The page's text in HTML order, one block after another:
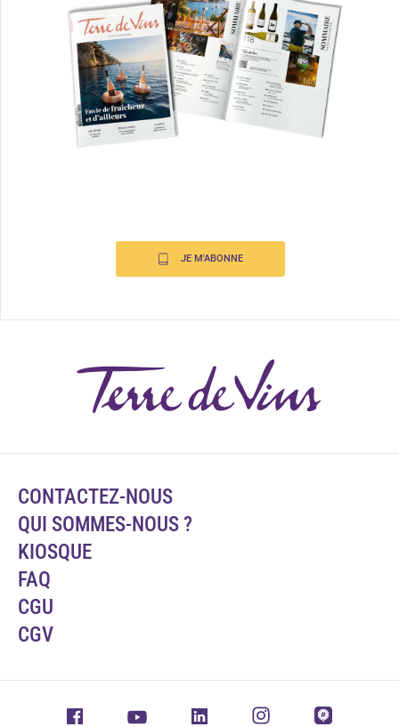
JE M'ABONNE
CONTACTEZ-NOUS
QUI SOMMES-NOUS ?
KIOSQUE
FAQ
CGU
CGV